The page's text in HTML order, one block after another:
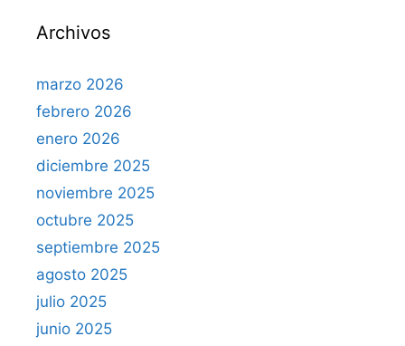
Archivos
marzo 2026
febrero 2026
enero 2026
diciembre 2025
noviembre 2025
octubre 2025
septiembre 2025
agosto 2025
julio 2025
junio 2025